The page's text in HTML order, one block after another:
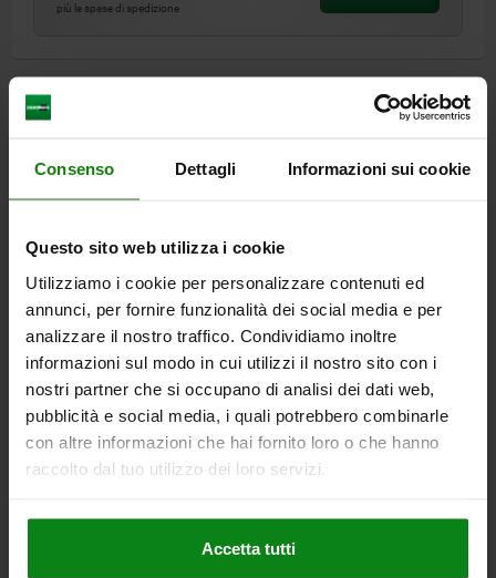
Consenso Dettagli Informazioni sui cookie
Questo sito web utilizza i cookie
Utilizziamo i cookie per personalizzare contenuti ed
annunci, per fornire funzionalità dei social media e per
analizzare il nostro traffico. Condividiamo inoltre
informazioni sul modo in cui utilizzi il nostro sito con i
nostri partner che si occupano di analisi dei dati web,
pubblicità e social media, i quali potrebbero combinarle
con altre informazioni che hai fornito loro o che hanno
raccolto dal tuo utilizzo dei loro servizi.
Accetta tutti
più le spese di spedizione
DETTAGLI
Altri clienti hanno acquistato
anche
06965-02